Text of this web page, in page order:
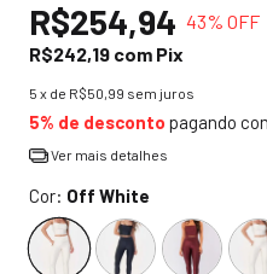
R$254,94 43% OFF
R$242,19 com Pix
5 x de R$50,99 sem juros
5% de desconto pagando
Ver mais detalhes
Cor: Off White